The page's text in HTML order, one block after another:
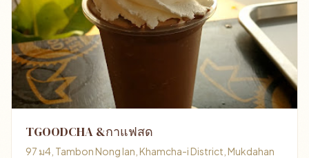
TGOODCHA &กาแฟสด
97 ม4, Tambon Nong Ian, Khamcha-i District, Mukdahan